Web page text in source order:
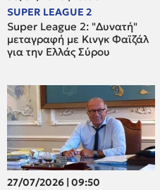
SUPER LEAGUE 2
Super League 2: "Δυνατή"
μεταγραφή με Κινγκ Φαϊζάλ
για την Ελλάς Σύρου
27/07/2026 | 09:50